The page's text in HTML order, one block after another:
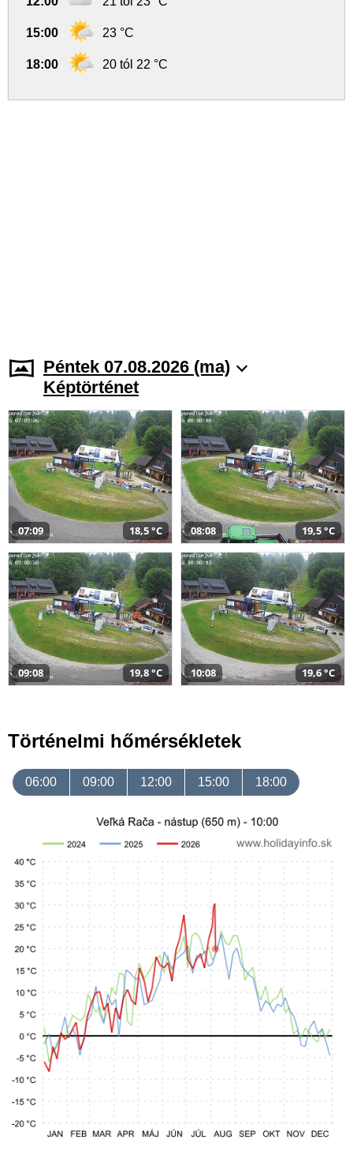
15:00 23 °C
18:00 20 tól 22 °C
Péntek 07.08.2026 (ma)
Képtörténet
07:09 18,5 °C 08:08 19,5 °C
09:08 19,8 °C 10:08 19,6 °C
Történelmi hőmérsékletek
06:00 09:00 12:00 15:00 18:00